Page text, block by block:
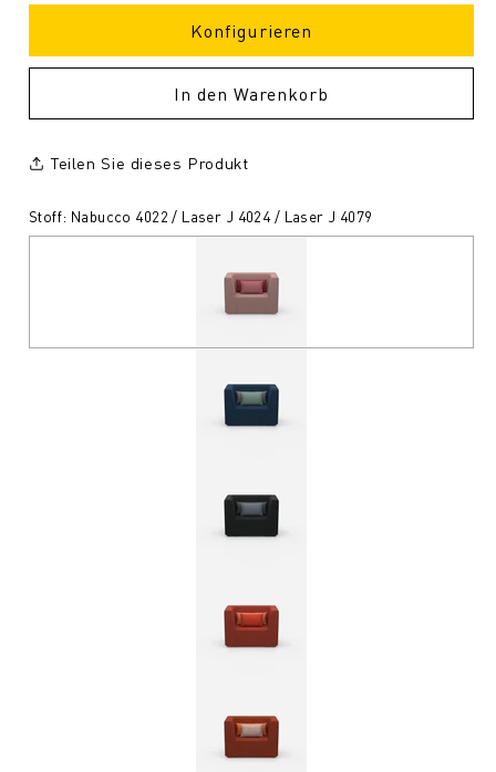
Konfigurieren
In den Warenkorb
Teilen Sie dieses Produkt
Stoff: Nabucco 4022 / Laser J 4024 / Laser J 4079